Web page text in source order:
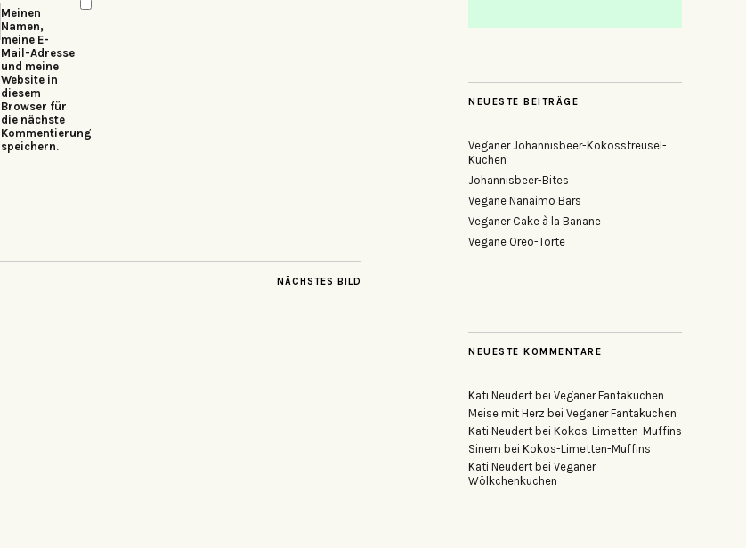
Meinen
Namen,
meine E-
Mail-Adresse
und meine
Website in
diesem
Browser für
die nächste
Kommentierung
speichern.
NÄCHSTES BILD
NEUESTE BEITRÄGE
Veganer Johannisbeer-Kokosstreusel-
Kuchen
Johannisbeer-Bites
Vegane Nanaimo Bars
Veganer Cake à la Banane
Vegane Oreo-Torte
NEUESTE KOMMENTARE
Kati Neudert bei Veganer Fantakuchen
Meise mit Herz bei Veganer Fantakuchen
Kati Neudert bei Kokos-Limetten-Muffins
Sinem bei Kokos-Limetten-Muffins
Kati Neudert bei Veganer
Wölkchenkuchen